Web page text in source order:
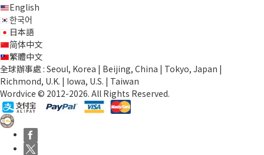
English
한국어
日本語
简体中文
繁體中文
全球辦事處 : Seoul, Korea | Beijing, China | Tokyo, Japan |
Richmond, U.K. | Iowa, U.S. | Taiwan
Wordvice © 2012-2026. All Rights Reserved.